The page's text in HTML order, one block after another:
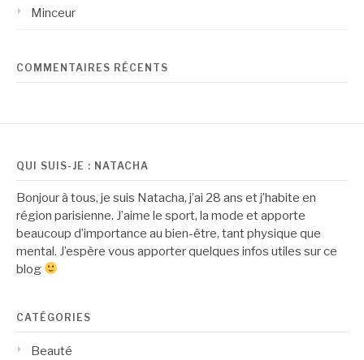
Minceur
COMMENTAIRES RÉCENTS
QUI SUIS-JE : NATACHA
Bonjour à tous, je suis Natacha, j’ai 28 ans et j’habite en
région parisienne. J’aime le sport, la mode et apporte
beaucoup d’importance au bien-être, tant physique que
mental. J’espère vous apporter quelques infos utiles sur ce
blog
CATÉGORIES
Beauté